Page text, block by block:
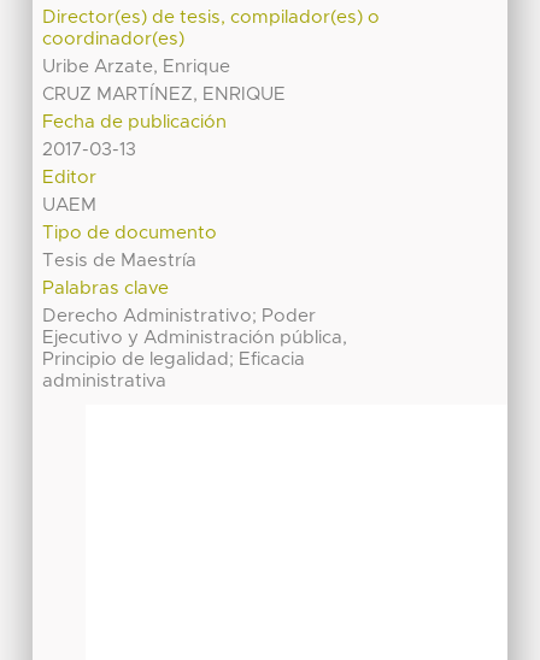
Director(es) de tesis, compilador(es) o
coordinador(es)
Uribe Arzate, Enrique
CRUZ MARTÍNEZ, ENRIQUE
Fecha de publicación
2017-03-13
Editor
UAEM
Tipo de documento
Tesis de Maestría
Palabras clave
Derecho Administrativo; Poder
Ejecutivo y Administración pública,
Principio de legalidad; Eficacia
administrativa